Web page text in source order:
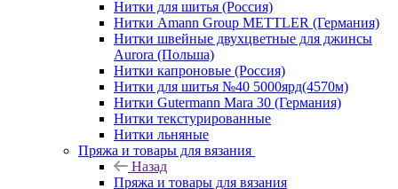
Нитки для шитья (Россия)
Нитки Amann Group METTLER (Германия)
Нитки швейные двухцветные для джинсы
Aurora (Польша)
Нитки капроновые (Россия)
Нитки для шитья №40 5000ярд(4570м)
Нитки Gutermann Mara 30 (Германия)
Нитки текстурированные
Нитки льняные
Пряжа и товары для вязания
Назад
Пряжа и товары для вязания